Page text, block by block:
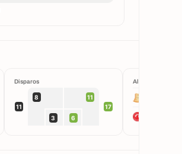
Disparos
11
8 11
3 6
17
Alineaciones